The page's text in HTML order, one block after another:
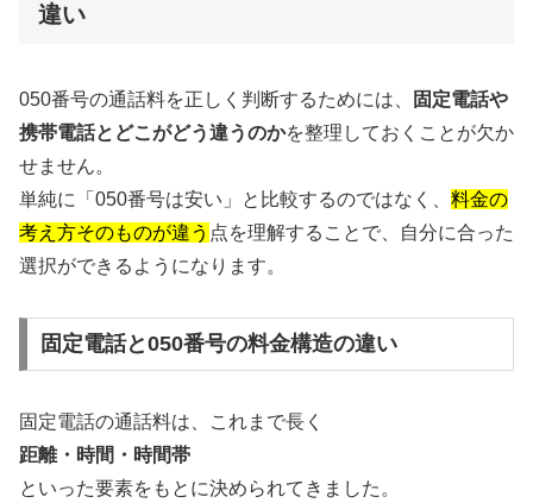
違い
050番号の通話料を正しく判断するためには、
固定電話や
携帯電話とどこがどう違うのかを整理しておくことが欠か
せません。
単純に「050番号は安い」と比較するのではなく、 料金の
考え方そのものが違う 点を理解することで、自分に合った
選択ができるようになります。
固定電話と050番号の料金構造の違い
固定電話の通話料は、これまで長く
距離・時間・時間帯
といった要素をもとに決められてきました。